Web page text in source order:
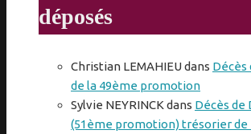
déposés
Christian LEMAHIEUdans Décès
de la 49ème promotion
Sylvie NEYRINCKdans Décès de
(51ème promotion) trésorier